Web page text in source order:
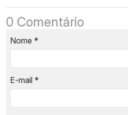
0 Comentário
Nome *
E-mail *